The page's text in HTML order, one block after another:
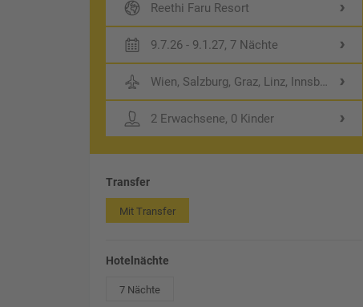
Reethi Faru Resort
9.7.26 - 9.1.27, 7 Nächte
Wien, Salzburg, Graz, Linz, Innsbruck
2 Erwachsene, 0 Kinder
Transfer
Mit Transfer
Hotelnächte
7 Nächte